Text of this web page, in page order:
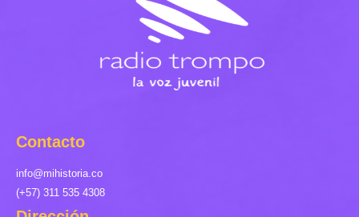
Contacto
info@mihistoria.co
(+57) 311 535 4308